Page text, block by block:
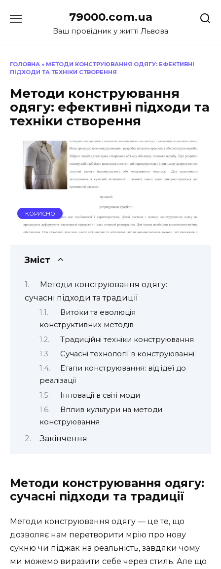
до
79000.com.ua
Ваш провідник у житті Львова
ГОЛОВНА » МЕТОДИ КОНСТРУЮВАННЯ ОДЯГУ: ЕФЕКТИВНІ
ПІДХОДИ ТА ТЕХНІКИ СТВОРЕННЯ
Методи конструювання
одягу: ефективні підходи та
техніки створення
КОРИСНО
Зміст
Методи конструювання одягу:
сучасні підходи та традиції
Витоки та еволюція
конструктивних методів
Традиційні техніки конструювання
Сучасні технології в конструюванні
Етапи конструювання: від ідеї до
реалізації
Інновації в світі моди
Вплив культури на методи
конструювання
Закінчення
Методи конструювання одягу:
сучасні підходи та традиції
Методи конструювання одягу — це те, що
дозволяє нам перетворити мрію про нову
сукню чи піджак на реальність, завдяки чому
ми можемо виразити себе через стиль. Але що